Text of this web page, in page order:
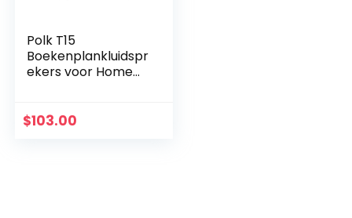
Polk T15
Boekenplankluidspr
ekers voor Home
Stereoluidsprekers
$103.00